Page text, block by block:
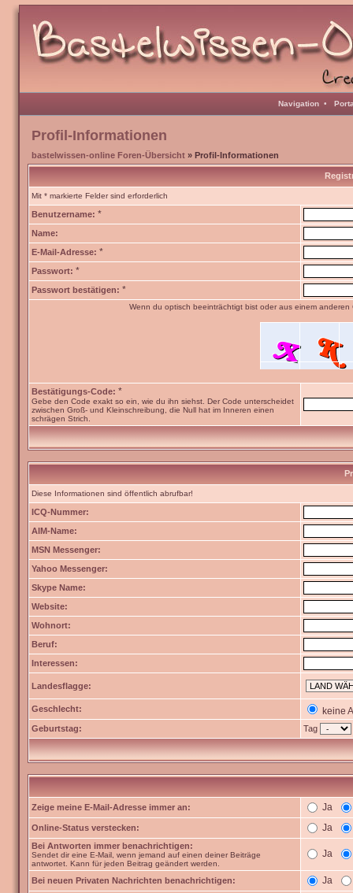
Navigation •
Profil-Informationen
bastelwissen-online Foren-Übersicht » Profil-Informationen
Mit * markierte Felder sind erforderlich
Benutzername: *
Name:
E-Mail-Adresse: *
Passwort: *
Passwort bestätigen: *
Wenn du optisch beeinträchtigt bist oder aus einem
Bestätigungs-Code: *
Gebe den Code exakt so ein, wie du ihn siehst. Der Code unterscheidet
zwischen Groß- und Kleinschreibung, die Null hat im Inneren einen
schrägen Strich.
Diese Informationen sind öffentlich abrufbar!
ICQ-Nummer:
AIM-Name:
MSN Messenger:
Yahoo Messenger:
Skype Name:
Website:
Wohnort:
Beruf:
Interessen:
Landesflagge:
Geschlecht: keine
Geburtstag: Tag
Zeige meine E-Mail-Adresse immer an: Ja
Online-Status verstecken: Ja
Bei Antworten immer benachrichtigen:
Sendet dir eine E-Mail, wenn jemand auf einen deiner Beiträge
antwortet. Kann für jeden Beitrag geändert werden.
Ja
Bei neuen Privaten Nachrichten benachrichtigen: Ja